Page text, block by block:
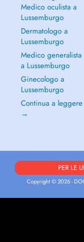
Medico oculista a
Lussemburgo
Dermatologo a
Lussemburgo
Medico generalista
a Lussemburgo
Ginecologo a
Lussemburgo
Continua a leggere
→
PER LE
Copyright © 2026 -